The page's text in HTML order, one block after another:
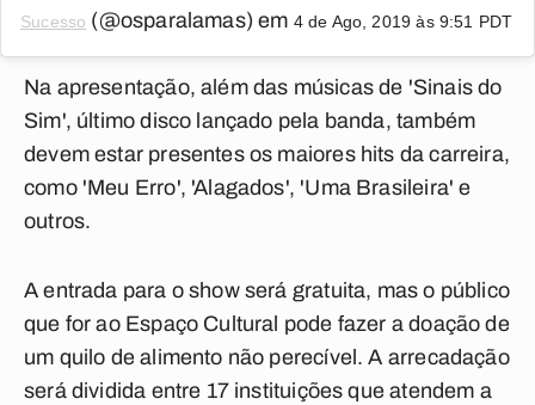
Sucesso (@osparalamas) em 4 de Ago, 2019 às 9:51 PDT
Na apresentação, além das músicas de 'Sinais do
Sim', último disco lançado pela banda, também
devem estar presentes os maiores hits da carreira,
como 'Meu Erro', 'Alagados', 'Uma Brasileira' e
outros.
A entrada para o show será gratuita, mas o público
que for ao Espaço Cultural pode fazer a doação de
um quilo de alimento não perecível. A arrecadação
será dividida entre 17 instituições que atendem a